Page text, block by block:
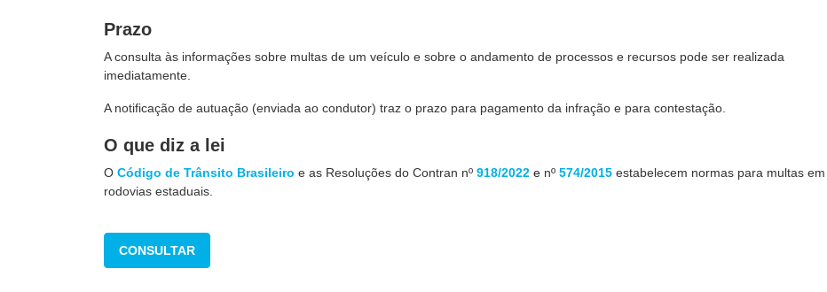
Prazo
A consulta às informações sobre multas de um veículo e sobre o andamento de processos e recursos pode ser realizada
imediatamente.
A notificação de autuação (enviada ao condutor) traz o prazo para pagamento da infração e para contestação.
O que diz a lei
O Código de Trânsito Brasileiro e as Resoluções do Contran nº 918/2022 e nº 574/2015 estabelecem normas para multas em
rodovias estaduais.
CONSULTAR